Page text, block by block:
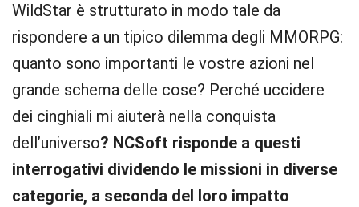
WildStar è strutturato in modo tale da
rispondere a un tipico dilemma degli MMORPG:
quanto sono importanti le vostre azioni nel
grande schema delle cose? Perché uccidere
dei cinghiali mi aiuterà nella conquista
dell’universo? NCSoft risponde a questi
interrogativi dividendo le missioni in diverse
categorie, a seconda del loro impatto